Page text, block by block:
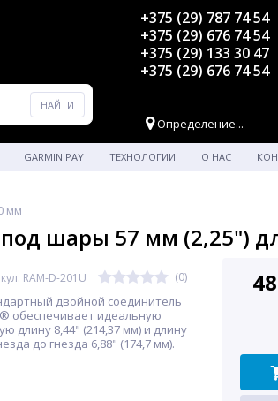
+375 (29) 787 74 54
+375 (29) 676 74 54
+375 (29) 133 30 47
+375 (29) 676 74 54
Определение...
GARMIN PAY ТЕХНОЛОГИИ О НАС
мм
шары 57 мм (2,25")
RAM-D-201U (0)
двойной соединитель
обеспечивает идеальную
длину 8,44" (214,37 мм) и длину
до гнезда 6,88" (174,7 мм).